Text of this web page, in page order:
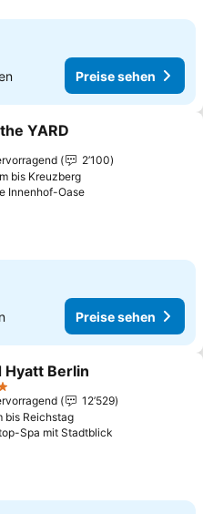
Preise sehen
Favoriten hinzufügen
YARD
2’100
bis Kreuzberg
Innenhof-OasePreise sehen
Preise sehen
Favoriten hinzufügen
Hyatt Berlin
12’529
bis Reichstag
Spa mit Stadtblick